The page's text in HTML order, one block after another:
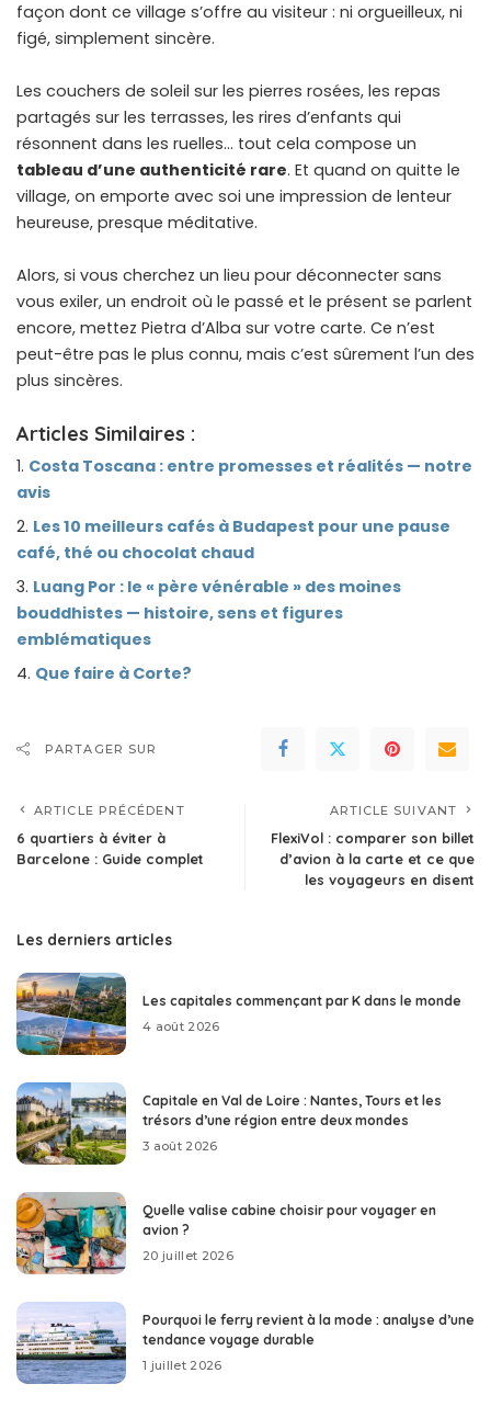
façon dont ce village s’offre au visiteur : ni orgueilleux, ni
figé, simplement sincère.
Les couchers de soleil sur les pierres rosées, les repas
partagés sur les terrasses, les rires d’enfants qui
résonnent dans les ruelles… tout cela compose un
tableau d’une authenticité rare. Et quand on quitte le
village, on emporte avec soi une impression de lenteur
heureuse, presque méditative.
Alors, si vous cherchez un lieu pour déconnecter sans
vous exiler, un endroit où le passé et le présent se parlent
encore, mettez Pietra d’Alba sur votre carte. Ce n’est
peut-être pas le plus connu, mais c’est sûrement l’un des
plus sincères.
Articles Similaires :
Costa Toscana : entre promesses et réalités — notre
avis
Les 10 meilleurs cafés à Budapest pour une pause
café, thé ou chocolat chaud
Luang Por : le « père vénérable » des moines
bouddhistes — histoire, sens et figures
emblématiques
Que faire à Corte?
PARTAGER SUR
ARTICLE PRÉCÉDENT
6 quartiers à éviter à
Barcelone : Guide complet
ARTICLE SUIVANT
FlexiVol : comparer son billet
d’avion à la carte et ce que
les voyageurs en disent
Les derniers articles
Les capitales commençant par K dans le monde
4 août 2026
Capitale en Val de Loire : Nantes, Tours et les
trésors d’une région entre deux mondes
3 août 2026
Quelle valise cabine choisir pour voyager en
avion ?
20 juillet 2026
Pourquoi le ferry revient à la mode : analyse d’une
tendance voyage durable
1 juillet 2026